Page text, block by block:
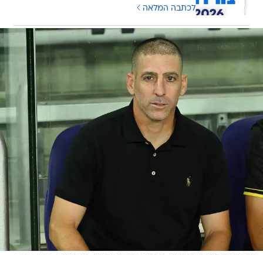
לכתבה המלאה